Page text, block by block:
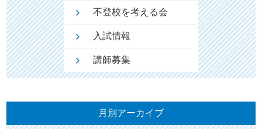
不登校を考える会
入試情報
講師募集
月別アーカイブ